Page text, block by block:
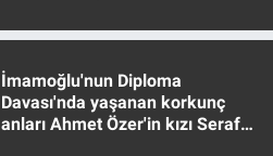
İmamoğlu'nun Diploma
Davası'nda yaşanan korkunç
anları Ahmet Özer'in kızı Seraf